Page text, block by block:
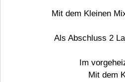
Mit dem Kleinen
Als Abschluss 2
Im
Mit dem